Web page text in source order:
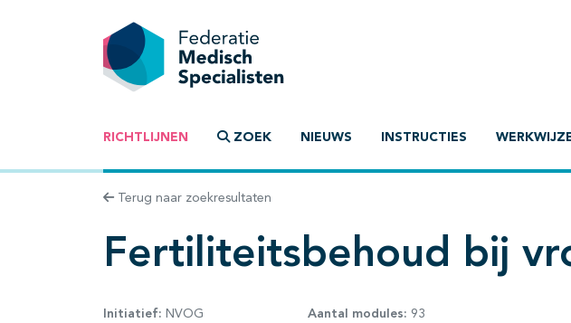
RICHTLIJNEN ZOEK NIEUWS INSTRUCTIES
Terug naar zoekresultaten
Fertiliteitsbehoud bij
Initiatief: NVOG Aantal modules: 93